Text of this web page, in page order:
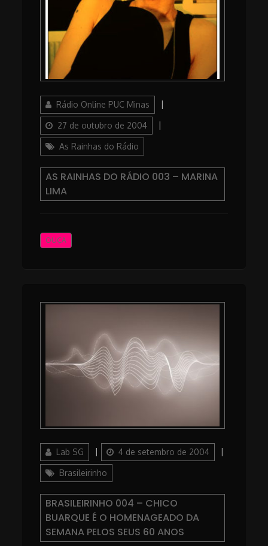
AuthorRádio Online PUC Minas
27 de outubro de 2004
As Rainhas do Rádio
AS RAINHAS DO RÁDIO 003 – MARINA
LIMA
OUÇA
AuthorLab SG
Posted
on
4 de setembro de 2004
Categories
Brasileirinho
BRASILEIRINHO 004 – CHICO
BUARQUE É O HOMENAGEADO DA
SEMANA PELOS SEUS 60 ANOS